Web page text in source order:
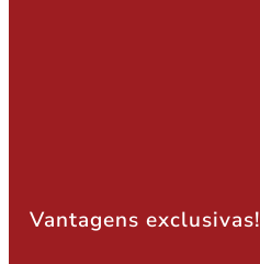
Vantagens exclusivas!